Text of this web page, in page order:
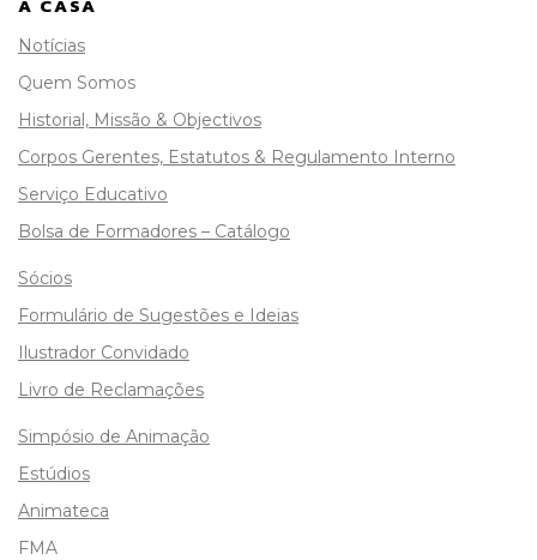
Notícias
Quem Somos
Historial, Missão & Objectivos
Corpos Gerentes, Estatutos & Regulamento Interno
Serviço Educativo
Bolsa de Formadores – Catálogo
Sócios
Formulário de Sugestões e Ideias
Ilustrador Convidado
Livro de Reclamações
Simpósio de Animação
Estúdios
Animateca
FMA